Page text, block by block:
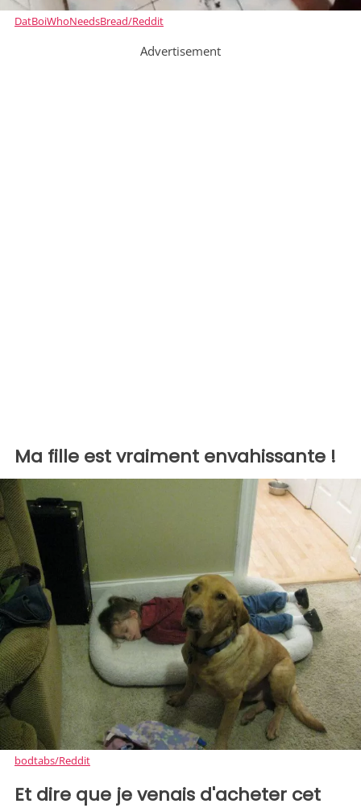
DatBoiWhoNeedsBread/Reddit
Advertisement
Ma fille est vraiment envahissante !
bodtabs/Reddit
Et dire que je venais d'acheter cet